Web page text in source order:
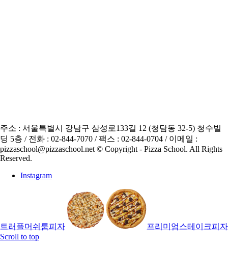
주소 : 서울특별시 강남구 삼성로133길 12 (청담동 32-5) 청수빌
딩 5층 / 전화 : 02-844-7070 / 팩스 : 02-844-0704 / 이메일 :
pizzaschool@pizzaschool.net © Copyright - Pizza School. All Rights
Reserved.
Instagram
트러플머쉬룸피자
프리미엄스테이크피자
Scroll to top